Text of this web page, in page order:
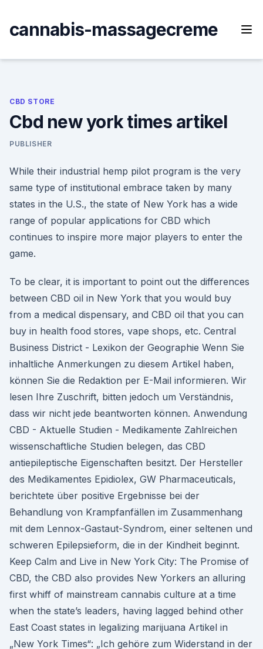
content
cannabis-massagecreme
CBD STORE
Cbd new york times artikel
PUBLISHER
While their industrial hemp pilot program is the very
same type of institutional embrace taken by many
states in the U.S., the state of New York has a wide
range of popular applications for CBD which
continues to inspire more major players to enter the
game.
To be clear, it is important to point out the differences
between CBD oil in New York that you would buy
from a medical dispensary, and CBD oil that you can
buy in health food stores, vape shops, etc. Central
Business District - Lexikon der Geographie Wenn Sie
inhaltliche Anmerkungen zu diesem Artikel haben,
können Sie die Redaktion per E-Mail informieren. Wir
lesen Ihre Zuschrift, bitten jedoch um Verständnis,
dass wir nicht jede beantworten können. Anwendung
CBD - Aktuelle Studien - Medikamente Zahlreichen
wissenschaftliche Studien belegen, das CBD
antiepileptische Eigenschaften besitzt. Der Hersteller
des Medikamentes Epidiolex, GW Pharmaceuticals,
berichtete über positive Ergebnisse bei der
Behandlung von Krampfanfällen im Zusammenhang
mit dem Lennox-Gastaut-Syndrom, einer seltenen und
schweren Epilepsieform, die in der Kindheit beginnt.
Keep Calm and Live in New York City: The Promise of
CBD, the CBD also provides New Yorkers an alluring
first whiff of mainstream cannabis culture at a time
when the state’s leaders, having lagged behind other
East Coast states in legalizing marijuana Artikel in
„New York Times“: „Ich gehöre zum Widerstand in der